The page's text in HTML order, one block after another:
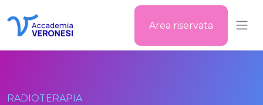
Area riservata
RADIOTERAPIA